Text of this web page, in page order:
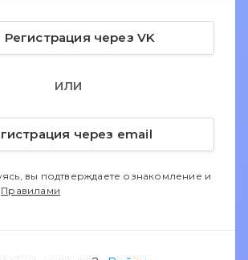
Регистрация через VK
ИЛИ
через email
вы подтверждаете ознакомление и
Правилами